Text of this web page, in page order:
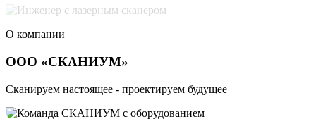
О компании
ООО «СКАНИУМ»
Сканируем настоящее - проектируем будущее